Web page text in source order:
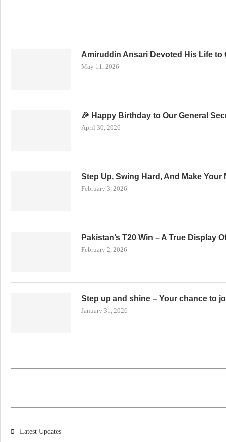
Amiruddin Ansari Devoted His Life to
May 11, 2026
🎉 Happy Birthday to Our General
April 30, 2026
Step Up, Swing Hard, And Make Your
February 3, 2026
Pakistan’s T20 Win – A True Display
February 2, 2026
Step up and shine – Your chance to
January 31, 2026
Latest Updates